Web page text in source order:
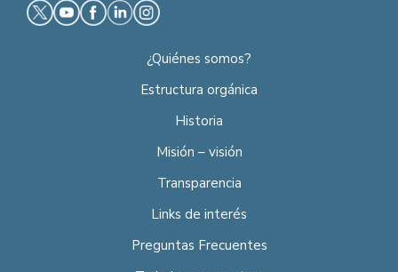
¿Quiénes somos?
Estructura orgánica
Historia
Misión – visión
Transparencia
Links de interés
Preguntas Frecuentes